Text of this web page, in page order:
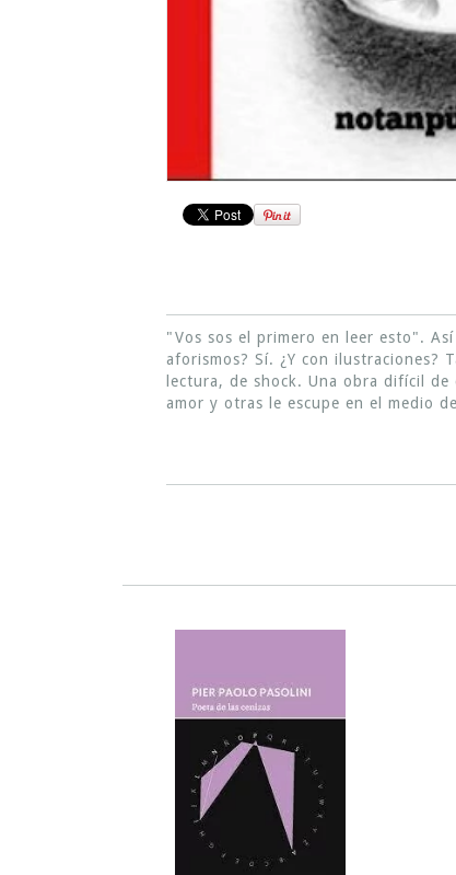
"Vos sos el primero en leer esto".
aforismos? Sí. ¿Y con
lectura, de shock. Una obra difícil
amor y otras le escupe en el medio